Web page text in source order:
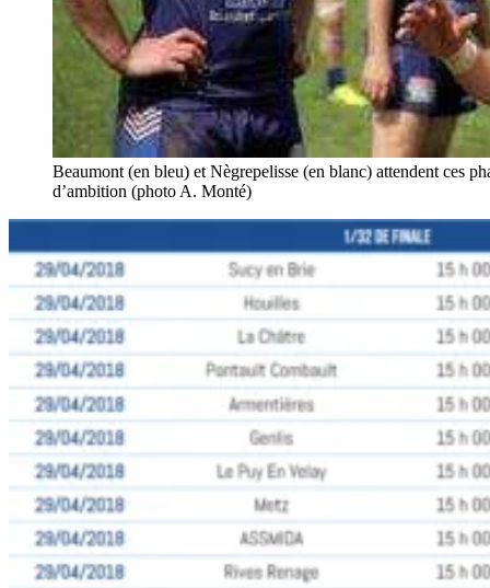
Beaumont (en bleu) et Nègrepelisse (en blanc) attendent ces
d’ambition (photo A. Monté)